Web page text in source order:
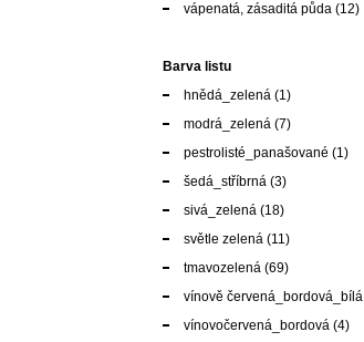
vápenatá, zásaditá půda (12)
Barva listu
hnědá_zelená (1)
modrá_zelená (7)
pestrolisté_panašované (1)
šedá_stříbrná (3)
sivá_zelená (18)
světle zelená (11)
tmavozelená (69)
vínově červená_bordová_bílá
vínovočervená_bordová (4)